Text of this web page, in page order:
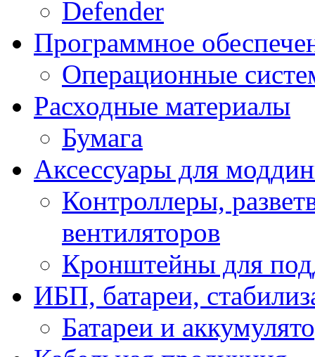
Defender
Программное
Операционные
Расходные материалы
Бумага
Аксессуары для
Контроллеры,
вентиляторов
Кронштейны для
ИБП, батареи,
Батареи и